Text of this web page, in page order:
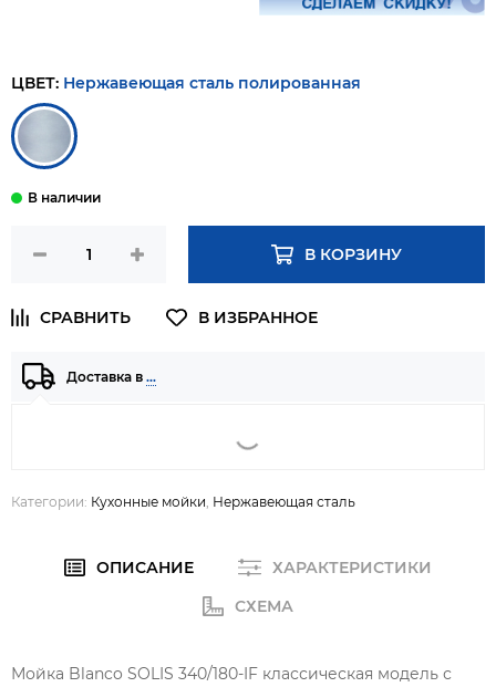
ЦВЕТ: Нержавеющая сталь полированная
В КОРЗИНУ
Доставка в …
Категории: Кухонные мойки, Нержавеющая сталь
ОПИСАНИЕ
ХАРАКТЕРИСТИКИ
СХЕМА
Мойка Blanco SOLIS 340/180-IF классическая модель с